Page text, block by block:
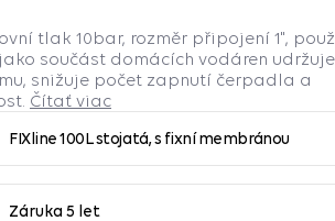
tlak 10bar, rozměr připojení 1",
součást domácích vodáren udržuje
snižuje počet zapnutí čerpadla a
Čítať viac
Záruka 5 let
FIXline 100L stojatá, s fixní membránou